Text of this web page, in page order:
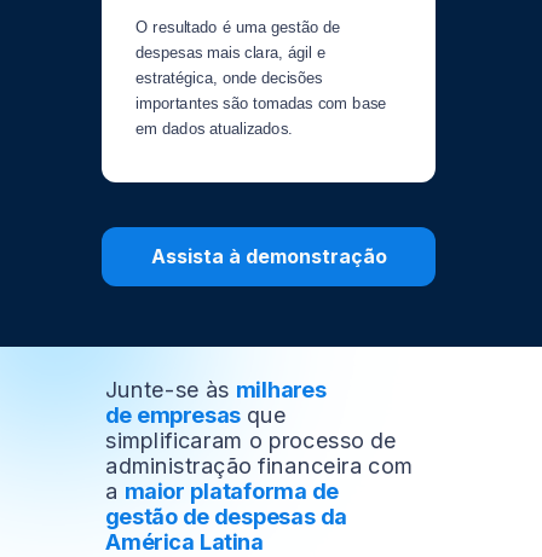
Assista à demonstração
Junte-se às milhares
de empresas que
simplificaram o processo de
administração financeira com
a maior plataforma de
gestão de despesas da
América Latina
O resultado é uma gestão de
despesas mais clara, ágil e
estratégica, onde decisões
importantes são tomadas com base
em dados atualizados.